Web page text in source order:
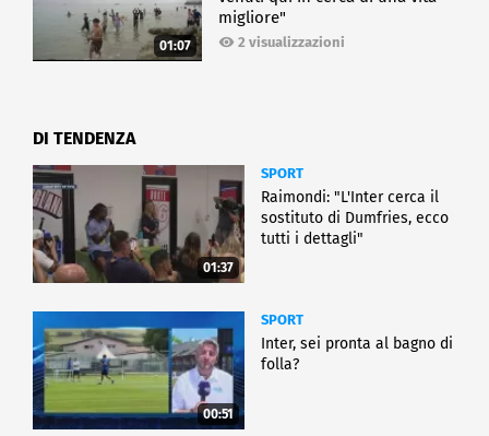
01:07
migliore"
2 visualizzazioni
DI TENDENZA
01:37
SPORT
Raimondi: "L'Inter cerca il
sostituto di Dumfries, ecco
tutti i dettagli"
00:51
SPORT
Inter, sei pronta al bagno di
folla?